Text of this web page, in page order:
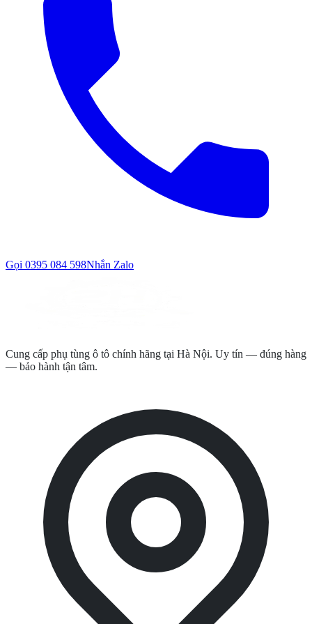
Gọi 0395 084 598Nhắn Zalo
Cung cấp phụ tùng ô tô chính hãng tại Hà Nội. Uy tín — đúng hàng
— bảo hành tận tâm.